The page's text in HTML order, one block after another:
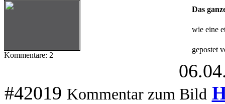
Kommentare: 2
Das
wie eine
gepostet
#42019 Kommentar zum Bild